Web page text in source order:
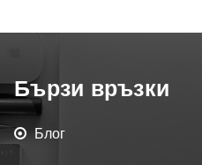
Бързи връзки
Блог